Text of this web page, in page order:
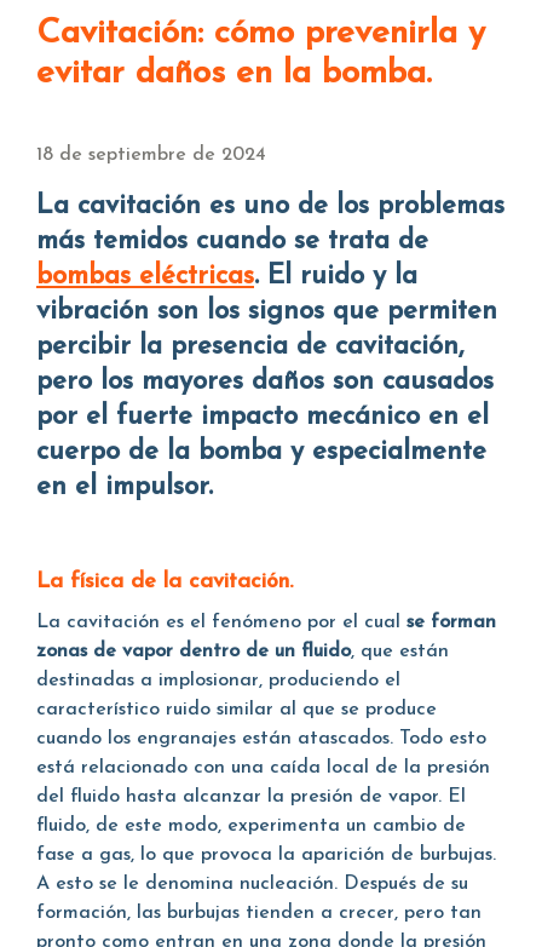
Cavitación: cómo prevenirla y
evitar daños en la bomba.
18 de septiembre de 2024
La cavitación es uno de los problemas
más temidos cuando se trata de
bombas eléctricas. El ruido y la
vibración son los signos que permiten
percibir la presencia de cavitación,
pero los mayores daños son causados
por el fuerte impacto mecánico en el
cuerpo de la bomba y especialmente
en el impulsor.
La física de la cavitación.
La cavitación es el fenómeno por el cual se forman
zonas de vapor dentro de un fluido, que están
destinadas a implosionar, produciendo el
característico ruido similar al que se produce
cuando los engranajes están atascados. Todo esto
está relacionado con una caída local de la presión
del fluido hasta alcanzar la presión de vapor. El
fluido, de este modo, experimenta un cambio de
fase a gas, lo que provoca la aparición de burbujas.
A esto se le denomina nucleación. Después de su
formación, las burbujas tienden a crecer, pero tan
pronto como entran en una zona donde la presión